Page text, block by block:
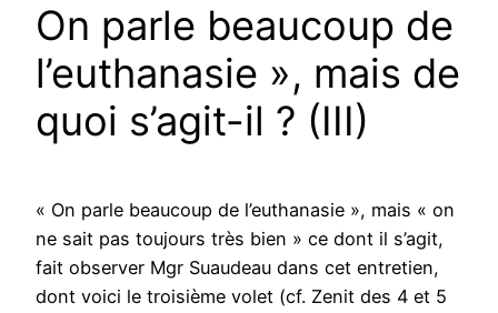
On parle beaucoup de
l’euthanasie », mais de
quoi s’agit-il ? (III)
« On parle beaucoup de l’euthanasie », mais « on
ne sait pas toujours très bien » ce dont il s’agit,
fait observer Mgr Suaudeau dans cet entretien,
dont voici le troisième volet (cf. Zenit des 4 et 5